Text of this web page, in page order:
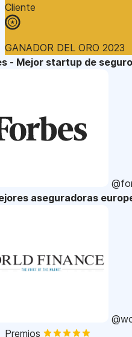
Cliente
GANADOR DEL ORO 2023
- Mejor startup de
aseguradoras
Premios